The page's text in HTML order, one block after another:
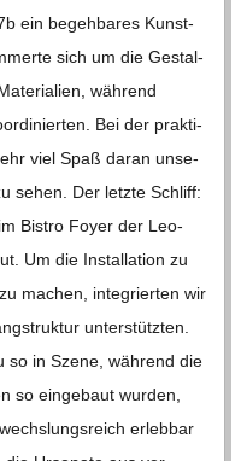
ein begeh­ba­res Kunst­
sich um die Gestal­
wäh­rend
Bei der prak­ti­
viel Spaß daran unse­
sehen. Der letzte Schliff:
Bis­tro Foyer der Leo­­
Um die Instal­la­tion zu
machen, inte­grier­ten wir
unter­stütz­ten.
so in Szene, wäh­rend die
so ein­ge­baut wur­den,
erleb­bar